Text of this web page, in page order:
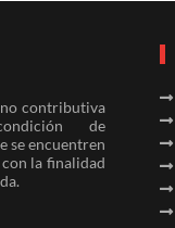
contributiva
de
se encuentren
la finalidad